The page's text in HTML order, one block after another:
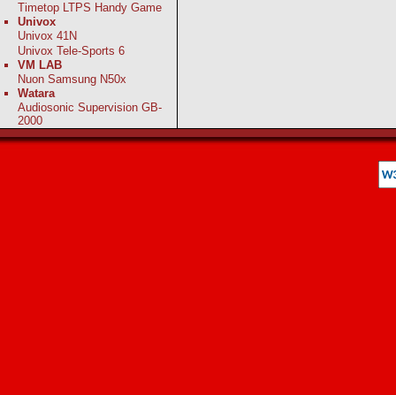
Timetop LTPS Handy Game
Univox
Univox 41N
Univox Tele-Sports 6
VM LAB
Nuon Samsung N50x
Watara
Audiosonic Supervision GB-
2000